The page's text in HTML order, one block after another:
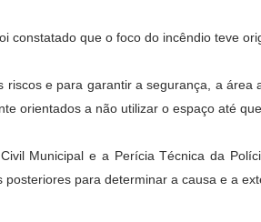
constatado que o foco do incêndio teve
riscos e para garantir a segurança, a área
orientados a não utilizar o espaço até
Municipal e a Perícia Técnica da
posteriores para determinar a causa e a